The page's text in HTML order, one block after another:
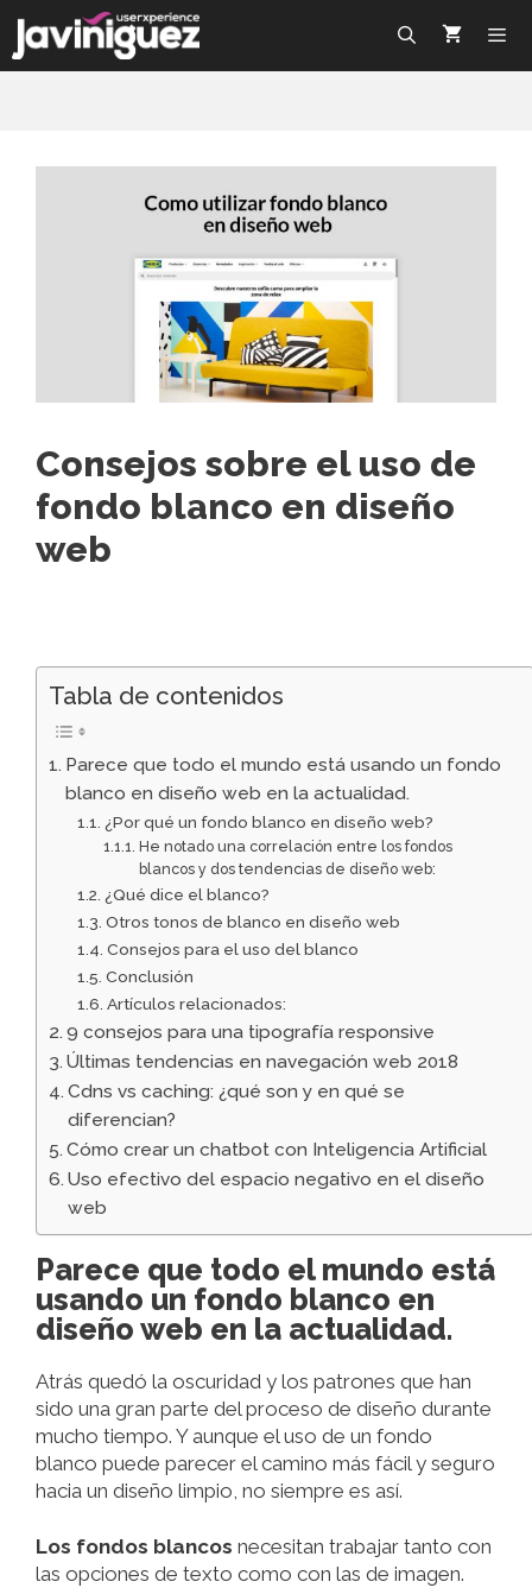
Consejos sobre el uso de
fondo blanco en diseño
web
Tabla de contenidos
Parece que todo el mundo está usando un fondo
blanco en diseño web en la actualidad.
¿Por qué un fondo blanco en diseño web?
He notado una correlación entre los fondos
blancos y dos tendencias de diseño web:
¿Qué dice el blanco?
Otros tonos de blanco en diseño web
Consejos para el uso del blanco
Conclusión
Artículos relacionados:
9 consejos para una tipografía responsive
Últimas tendencias en navegación web 2018
Cdns vs caching: ¿qué son y en qué se
diferencian?
Cómo crear un chatbot con Inteligencia Artificial
Uso efectivo del espacio negativo en el diseño
web
Parece que todo el mundo está
usando un fondo blanco en
diseño web en la actualidad.
Atrás quedó la oscuridad y los patrones que han
sido una gran parte del proceso de diseño durante
mucho tiempo. Y aunque el uso de un fondo
blanco puede parecer el camino más fácil y seguro
hacia un diseño limpio, no siempre es así.
Los fondos blancos necesitan trabajar tanto con
las opciones de texto como con las de imagen.